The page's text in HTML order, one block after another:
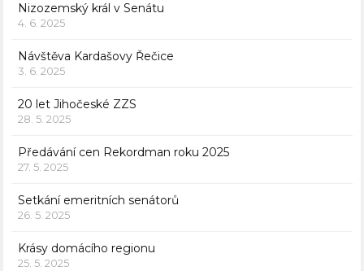
Nizozemský král v Senátu
4. 6. 2025
Návštěva Kardašovy Řečice
3. 6. 2025
20 let Jihočeské ZZS
28. 5. 2025
Předávání cen Rekordman roku 2025
27. 5. 2025
Setkání emeritních senátorů
26. 5. 2025
Krásy domácího regionu
25. 5. 2025